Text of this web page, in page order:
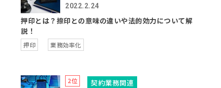
2022.2.24
押印とは？捺印との意味の違いや法的効力について解
説！
押印 業務効率化
契約業務関連